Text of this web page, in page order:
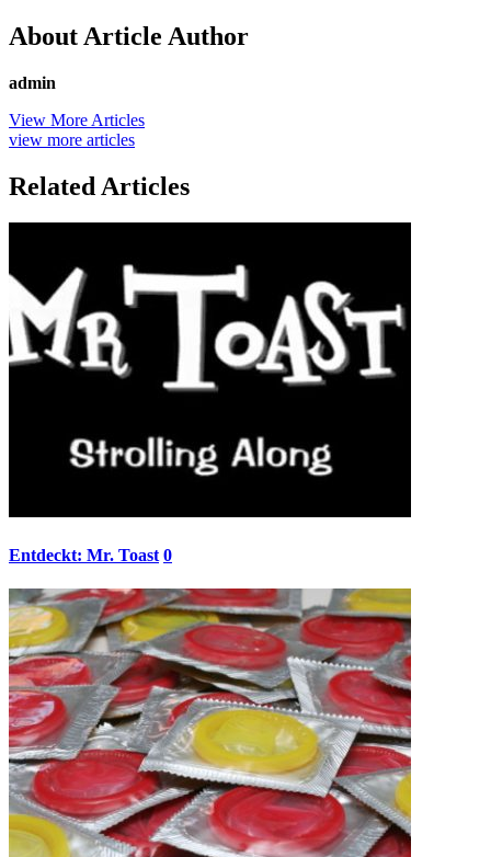
About Article Author
admin
View More Articles
view more articles
Related Articles
Entdeckt: Mr. Toast 0